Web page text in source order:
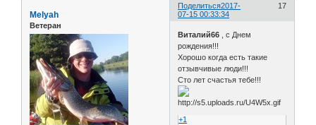
Поделиться 17
2017-
07-15 00:33:34
Melyah
Ветеран
Виталий66 , с Днем
рождения!!!
Хорошо когда есть такие
отзывчивые люди!!!
Сто лет счастья тебе!!!
+1